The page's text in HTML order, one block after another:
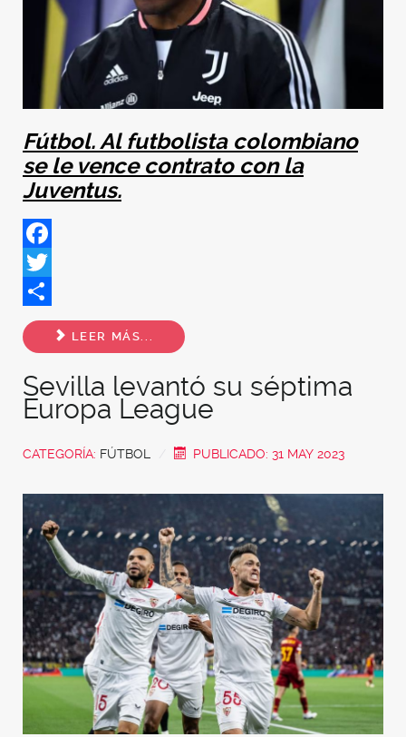
Fútbol. Al futbolista colombiano
se le vence contrato con la
Juventus.
Facebook
Twitter
Share
LEER MÁS...
Sevilla levantó su séptima
Europa League
CATEGORÍA: FÚTBOL PUBLICADO: 31 MAY 2023